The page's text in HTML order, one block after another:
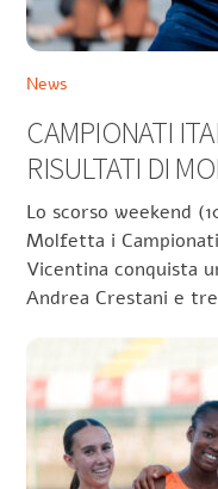
News
CAMPIONATI
RISULTATI DI
Lo scorso weekend
Molfetta i
Vicentina conquista
Andrea Crestani e